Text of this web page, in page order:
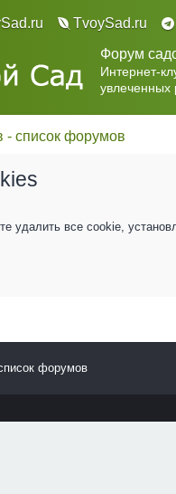
TvoySad.ru
Форум
Интернет-
увлеченных
- список форумов
удалить все cookie,
форумов